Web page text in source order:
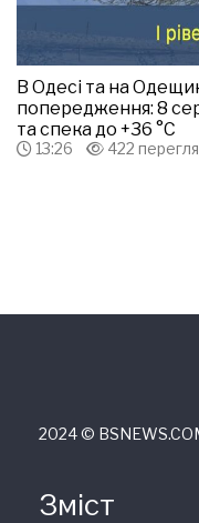
В Одесі та на
попередження: 8
та спека до +36 °С
13:26 422
2024 ©
Зміст